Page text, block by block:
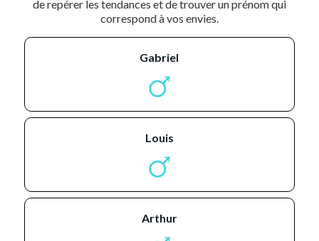
de repérer les tendances et de trouver un prénom qui
correspond à vos envies.
gabriel
louis
arthur